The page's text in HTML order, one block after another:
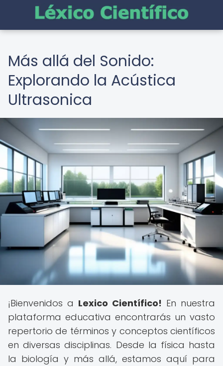
Más allá del Sonido:
Explorando la Acústica
Ultrasonica
¡Bienvenidos a Lexico Científico! En nuestra
plataforma educativa encontrarás un vasto
repertorio de términos y conceptos científicos
en diversas disciplinas. Desde la física hasta
la biología y más allá, estamos aquí para